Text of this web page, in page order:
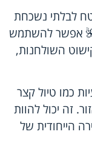
לבלתי נשכחת
🌺 אפשר להשתמש
השולחנות,
כמו טיול קצר
זה יכול להוות
הייחודית של